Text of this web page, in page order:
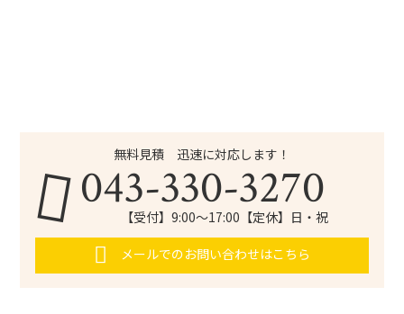
無料見積 迅速に対応します！
043-330-3270
【受付】9:00～17:00【定休】日・祝
メールでのお問い合わせはこちら